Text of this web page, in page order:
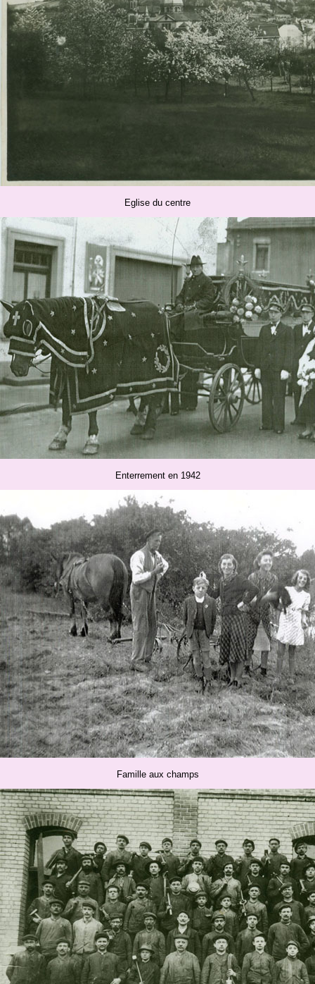
Eglise du centre
Enterrement en 1942
Famille aux champs